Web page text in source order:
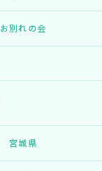
お別れの会
宮城県